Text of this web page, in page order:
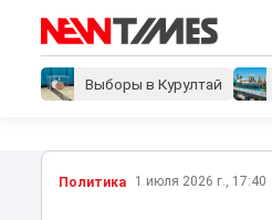
Выборы в Курултай
Политика 1 июля 2026 г., 17:40